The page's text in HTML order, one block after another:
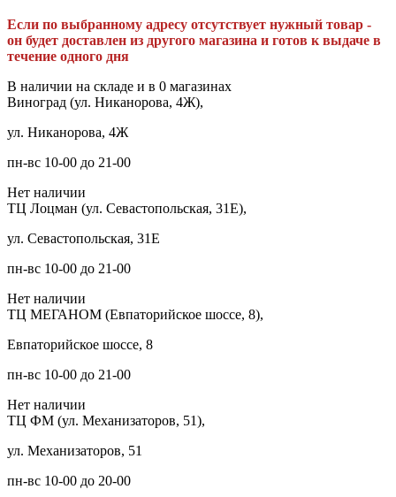
Если по выбранному адресу отсутствует нужный товар -
он будет доставлен из другого магазина и готов к выдаче в
течение одного дня
В наличии на складе и в 0 магазинах
Виноград (ул. Никанорова, 4Ж),
ул. Никанорова, 4Ж
пн-вс 10-00 до 21-00
Нет наличии
ТЦ Лоцман (ул. Севастопольская, 31Е),
ул. Севастопольская, 31Е
пн-вс 10-00 до 21-00
Нет наличии
ТЦ МЕГАНОМ (Евпаторийское шоссе, 8),
Евпаторийское шоссе, 8
пн-вс 10-00 до 21-00
Нет наличии
ТЦ ФМ (ул. Механизаторов, 51),
ул. Механизаторов, 51
пн-вс 10-00 до 20-00